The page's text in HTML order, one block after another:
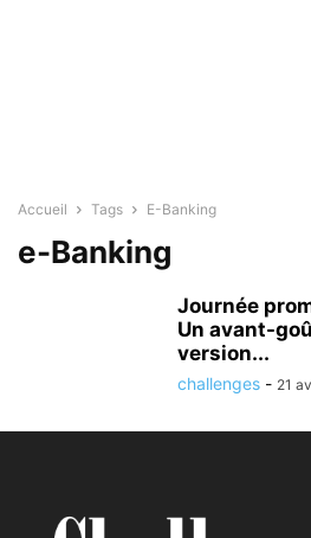
Accueil Tags E-Banking
e-Banking
Journée
Un avant-
version...
challenges - 21